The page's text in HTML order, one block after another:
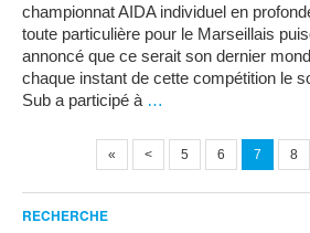
championnat AIDA individuel en
toute particulière pour le Marseillais
annoncé que ce serait son dernier
chaque instant de cette compétition le
Sub a participé à …
« < 5 6 7 8
RECHERCHE